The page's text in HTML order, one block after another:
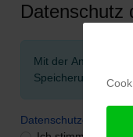
Datenschutz
Mit der Anmeldung
Speicherung der
Datenschutzerklärung